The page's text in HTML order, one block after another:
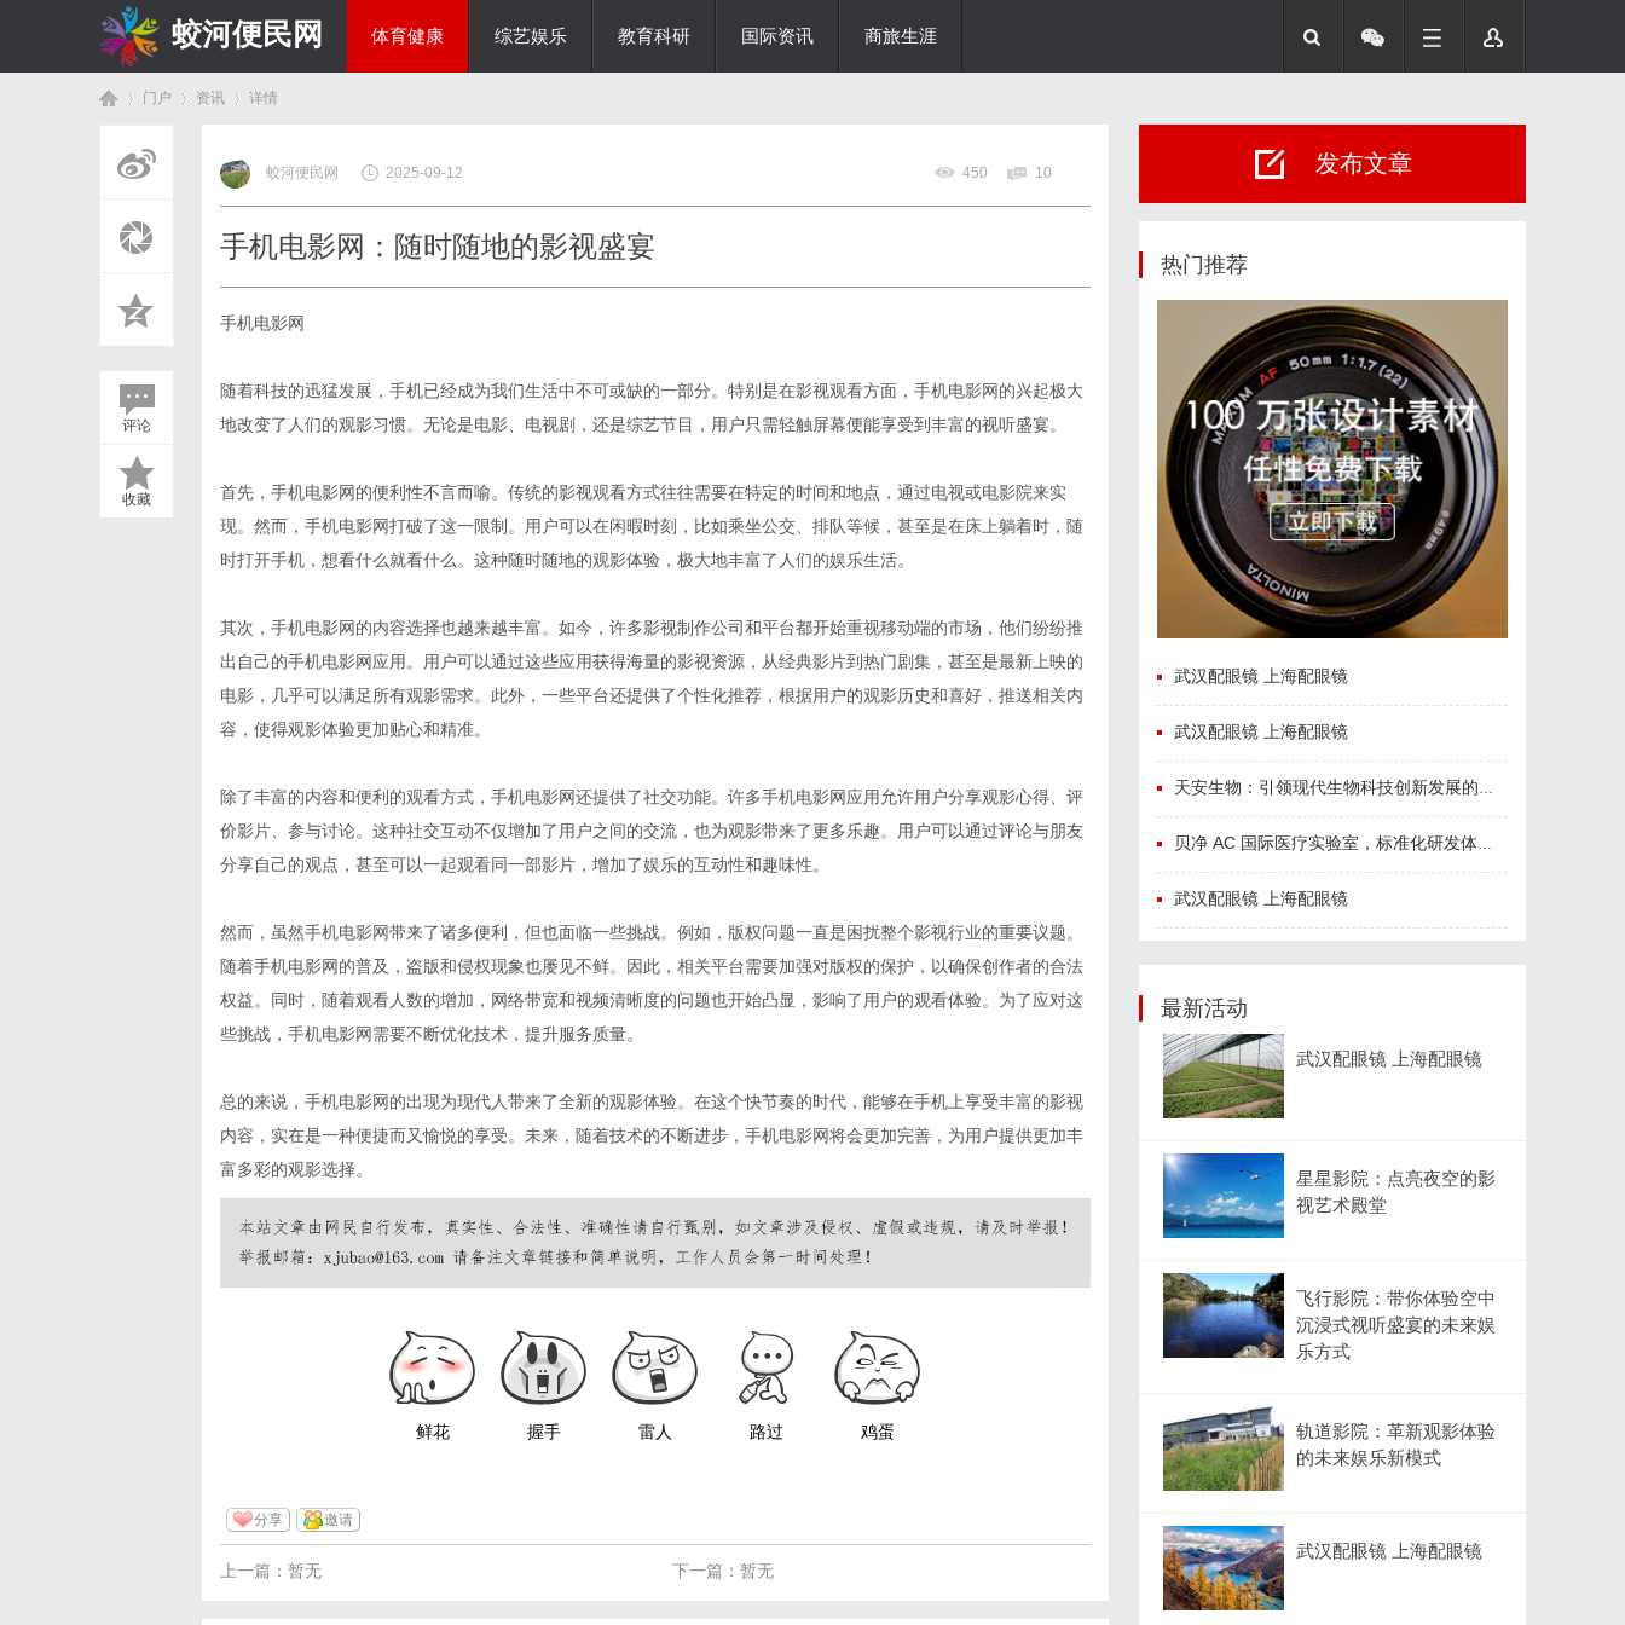
蛟河便民网 体育健康 综艺娱乐 教育科研 国际资讯 商旅生涯
门户 资讯
›
详情
评论
收藏
蛟河便民网 2025-09-12 450 10
手机电影网：随时随地的影视盛宴
手机电影网
随着科技的迅猛发展，手机已经成为我们生活中不可或缺的一部分。特别是在影视观看方面，手机电影网的兴起极大
地改变了人们的观影习惯。无论是电影、电视剧，还是综艺节目，用户只需轻触屏幕便能享受到丰富的视听盛宴。
首先，手机电影网的便利性不言而喻。传统的影视观看方式往往需要在特定的时间和地点，通过电视或电影院来实
现。然而，手机电影网打破了这一限制。用户可以在闲暇时刻，比如乘坐公交、排队等候，甚至是在床上躺着时，随
时打开手机，想看什么就看什么。这种随时随地的观影体验，极大地丰富了人们的娱乐生活。
其次，手机电影网的内容选择也越来越丰富。如今，许多影视制作公司和平台都开始重视移动端的市场，他们纷纷推
出自己的手机电影网应用。用户可以通过这些应用获得海量的影视资源，从经典影片到热门剧集，甚至是最新上映的
电影，几乎可以满足所有观影需求。此外，一些平台还提供了个性化推荐，根据用户的观影历史和喜好，推送相关内
容，使得观影体验更加贴心和精准。
除了丰富的内容和便利的观看方式，手机电影网还提供了社交功能。许多手机电影网应用允许用户分享观影心得、评
价影片、参与讨论。这种社交互动不仅增加了用户之间的交流，也为观影带来了更多乐趣。用户可以通过评论与朋友
分享自己的观点，甚至可以一起观看同一部影片，增加了娱乐的互动性和趣味性。
然而，虽然手机电影网带来了诸多便利，但也面临一些挑战。例如，版权问题一直是困扰整个影视行业的重要议题。
随着手机电影网的普及，盗版和侵权现象也屡见不鲜。因此，相关平台需要加强对版权的保护，以确保创作者的合法
权益。同时，随着观看人数的增加，网络带宽和视频清晰度的问题也开始凸显，影响了用户的观看体验。为了应对这
些挑战，手机电影网需要不断优化技术，提升服务质量。
总的来说，手机电影网的出现为现代人带来了全新的观影体验。在这个快节奏的时代，能够在手机上享受丰富的影视
内容，实在是一种便捷而又愉悦的享受。未来，随着技术的不断进步，手机电影网将会更加完善，为用户提供更加丰
富多彩的观影选择。
鲜花 握手 雷人 路过 鸡蛋
分享 邀请
下一篇：暂无
上一篇：暂无
发布文章
热门推荐
武汉配眼镜 上海配眼镜
武汉配眼镜 上海配眼镜
天安生物：引领现代生物科技创新发展的先锋企业
贝净 AC 国际医疗实验室，标准化研发体系全解析
武汉配眼镜 上海配眼镜
最新活动
武汉配眼镜 上海配眼镜
星星影院：点亮夜空的影
视艺术殿堂
飞行影院：带你体验空中
沉浸式视听盛宴的未来娱
乐方式
轨道影院：革新观影体验
的未来娱乐新模式
武汉配眼镜 上海配眼镜